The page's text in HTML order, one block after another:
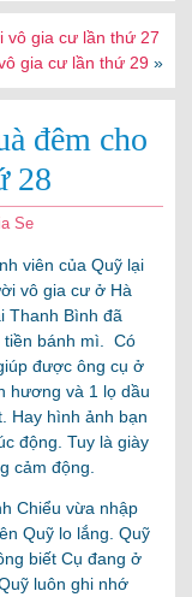
vô gia cư lần thứ 27
gia cư lần thứ 29»
đêm cho
28
Se
viên của Quỹ lại
vô gia cư ở Hà
Thanh Bình đã
tiền bánh mì. Có
được ông cụ ở
hương và 1 lọ dầu
Hay hình ảnh bạn
động. Tuy là giày
cảm động.
Chiểu vừa nhập
Quỹ lo lắng. Quỹ
biết Cụ đang ở
luôn ghi nhớ